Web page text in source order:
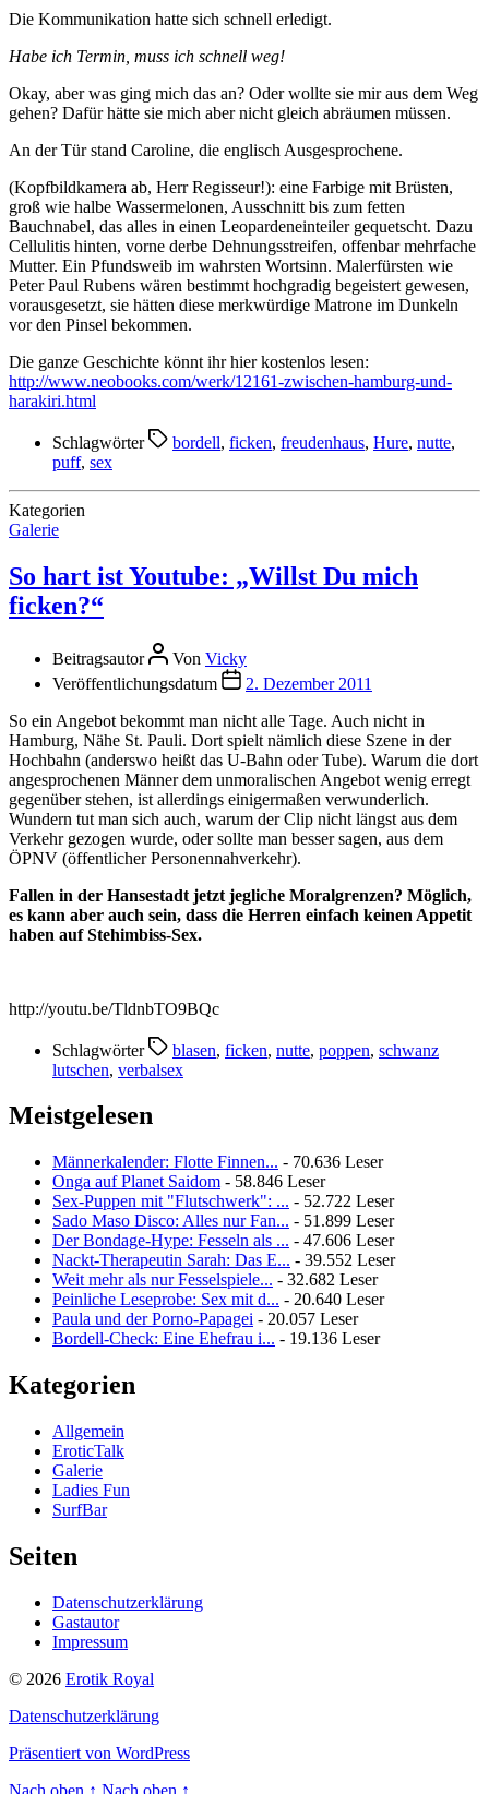
Die Kommunikation hatte sich schnell erledigt.
Habe ich Termin, muss ich schnell weg!
Okay, aber was ging mich das an? Oder wollte sie mir aus dem Weg
gehen? Dafür hätte sie mich aber nicht gleich abräumen müssen.
An der Tür stand Caroline, die englisch Ausgesprochene.
(Kopfbildkamera ab, Herr Regisseur!): eine Farbige mit Brüsten,
groß wie halbe Wassermelonen, Ausschnitt bis zum fetten
Bauchnabel, das alles in einen Leopardeneinteiler gequetscht. Dazu
Cellulitis hinten, vorne derbe Dehnungsstreifen, offenbar mehrfache
Mutter. Ein Pfundsweib im wahrsten Wortsinn. Malerfürsten wie
Peter Paul Rubens wären bestimmt hochgradig begeistert gewesen,
vorausgesetzt, sie hätten diese merkwürdige Matrone im Dunkeln
vor den Pinsel bekommen.
Die ganze Geschichte könnt ihr hier kostenlos lesen:
http://www.neobooks.com/werk/12161-zwischen-hamburg-und-
harakiri.html
Schlagwörter bordell, ficken, freudenhaus, Hure, nutte,
puff, sex
Kategorien
Galerie
So hart ist Youtube: „Willst Du mich
ficken?“
Beitragsautor Von Vicky
Veröffentlichungsdatum
2. Dezember 2011
So ein Angebot bekommt man nicht alle Tage. Auch nicht in
Hamburg, Nähe St. Pauli. Dort spielt nämlich diese Szene in der
Hochbahn (anderswo heißt das U-Bahn oder Tube). Warum die dort
angesprochenen Männer dem unmoralischen Angebot wenig erregt
gegenüber stehen, ist allerdings einigermaßen verwunderlich.
Wundern tut man sich auch, warum der Clip nicht längst aus dem
Verkehr gezogen wurde, oder sollte man besser sagen, aus dem
ÖPNV (öffentlicher Personennahverkehr).
Fallen in der Hansestadt jetzt jegliche Moralgrenzen? Möglich,
es kann aber auch sein, dass die Herren einfach keinen Appetit
haben auf Stehimbiss-Sex.
http://youtu.be/TldnbTO9BQc
Schlagwörter blasen, ficken, nutte, poppen, schwanz
lutschen, verbalsex
Meistgelesen
Männerkalender: Flotte Finnen... - 70.636 Leser
Onga auf Planet Saidom - 58.846 Leser
Sex-Puppen mit "Flutschwerk": ... - 52.722 Leser
Sado Maso Disco: Alles nur Fan... - 51.899 Leser
Der Bondage-Hype: Fesseln als ... - 47.606 Leser
Nackt-Therapeutin Sarah: Das E... - 39.552 Leser
Weit mehr als nur Fesselspiele... - 32.682 Leser
Peinliche Leseprobe: Sex mit d... - 20.640 Leser
Paula und der Porno-Papagei - 20.057 Leser
Bordell-Check: Eine Ehefrau i... - 19.136 Leser
Kategorien
Allgemein
EroticTalk
Galerie
Ladies Fun
SurfBar
Seiten
Datenschutzerklärung
Gastautor
Impressum
© 2026 Erotik Royal
Datenschutzerklärung
Präsentiert von WordPress
Nach oben ↑ Nach oben ↑